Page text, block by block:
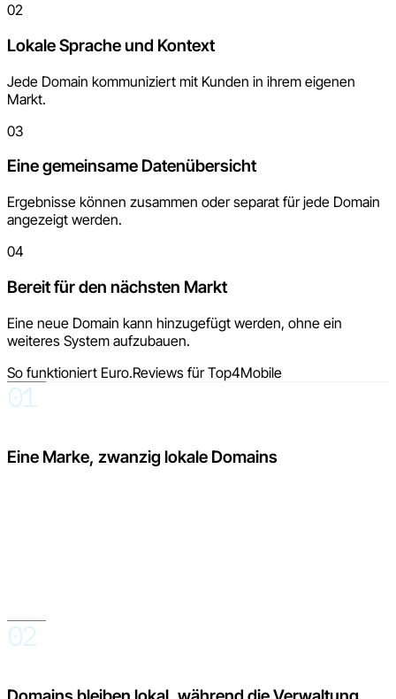
02
Lokale Sprache und Kontext
Jede Domain kommuniziert mit Kunden in ihrem eigenen
Markt.
03
Eine gemeinsame Datenübersicht
Ergebnisse können zusammen oder separat für jede Domain
angezeigt werden.
04
Bereit für den nächsten Markt
Eine neue Domain kann hinzugefügt werden, ohne ein
weiteres System aufzubauen.
So funktioniert Euro.Reviews für Top4Mobile
01
Eine Marke, zwanzig lokale Domains
02